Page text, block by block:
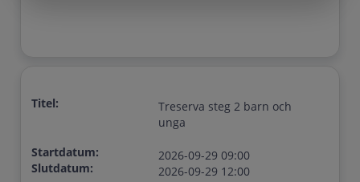
Titel:
Treserva steg 2 barn och
unga
Startdatum:
Slutdatum:
2026-09-29 09:00
2026-09-29 12:00